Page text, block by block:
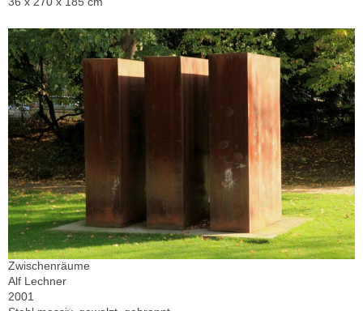
Zwischenräume
Alf Lechner
2001